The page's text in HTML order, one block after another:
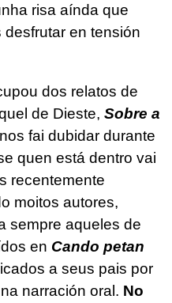
risa aínda que
en tensión
dos relatos de
de Dieste, Sobre a
fai dubidar durante
quen está dentro vai
recentemente
moitos autores,
sempre aqueles de
en Cando petan
a seus pais por
narración oral. No